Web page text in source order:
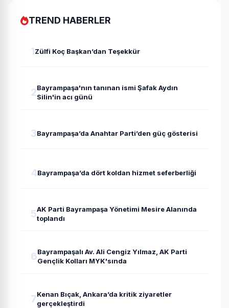
TREND HABERLER
1Zülfi Koç Başkan’dan Teşekkür
2Bayrampaşa'nın tanınan ismi Şafak Aydın
Silin'in acı günü
3Bayrampaşa’da Anahtar Parti’den güç gösterisi
4Bayrampaşa’da dört koldan hizmet seferberliği
5AK Parti Bayrampaşa Yönetimi Mesire Alanında
toplandı
6Bayrampaşalı Av. Ali Cengiz Yılmaz, AK Parti
Gençlik Kolları MYK'sında
7Kenan Bıçak, Ankara’da kritik ziyaretler
gerçekleştirdi